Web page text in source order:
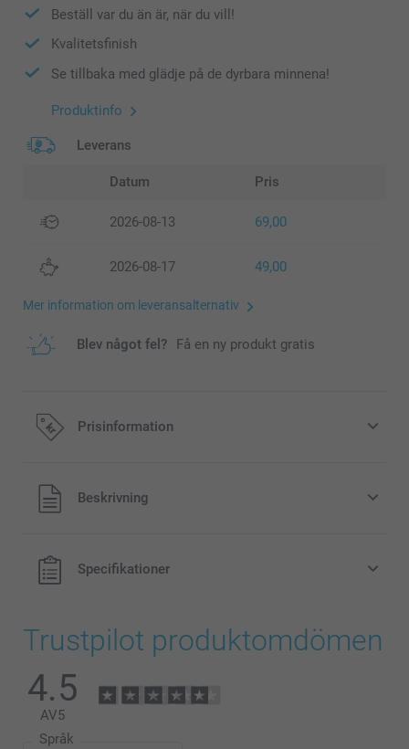
Beställ var du än är, när du vill!
Kvalitetsfinish
Se tillbaka med glädje på de dyrbara minnena!
Produktinfo
Leverans
Datum Pris
2026-08-13 69,00
2026-08-17 49,00
Mer information om leveransalternativ
Blev något fel? Få en ny produkt gratis
Prisinformation
Alla priser är i svenska kronor (SEK), inklusive moms och
exklusive porto.
Beskrivning
Specifikationer
Trustpilot produktomdömen
4.5
AV5
Språk